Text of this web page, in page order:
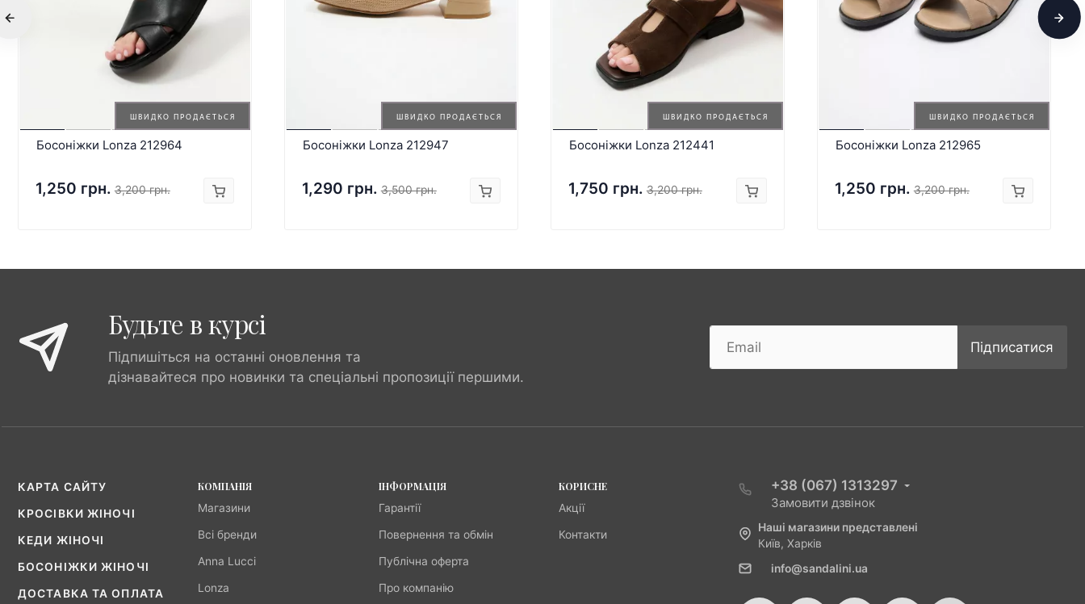
ШВИДКО ПРОДАЄТЬСЯ
Босоніжки Lonza 212964
1,250 грн. 3,200 грн.
ШВИДКО ПРОДАЄТЬСЯ
Босоніжки Lonza 212947
1,290 грн. 3,500 грн.
ШВИДКО ПРОДАЄТЬСЯ
Босоніжки Lonza 212441
1,750 грн. 3,200 грн.
ШВИДКО ПРОДАЄТЬСЯ
Босоніжки Lonza 212965
1,250 грн. 3,200 грн.
Будьте в курсі
Підпишіться на останні оновлення та
дізнавайтеся про новинки та спеціальні пропозиції першими.
Підписатися
КАРТА САЙТУ
КРОСІВКИ ЖІНОЧІ
КЕДИ ЖІНОЧІ
БОСОНІЖКИ ЖІНОЧІ
ДОСТАВКА ТА ОПЛАТА
КОМПАНІЯ
Магазини
Всі бренди
Anna Lucci
Lonza
ІНФОРМАЦІЯ
Гарантії
Повернення та обмін
Публічна оферта
Про компанію
КОРИСНЕ
Акції
Контакти
+38 (067) 1313297
Замовити дзвінок
Наші магазини представлені
Київ, Харків
info@sandalini.ua